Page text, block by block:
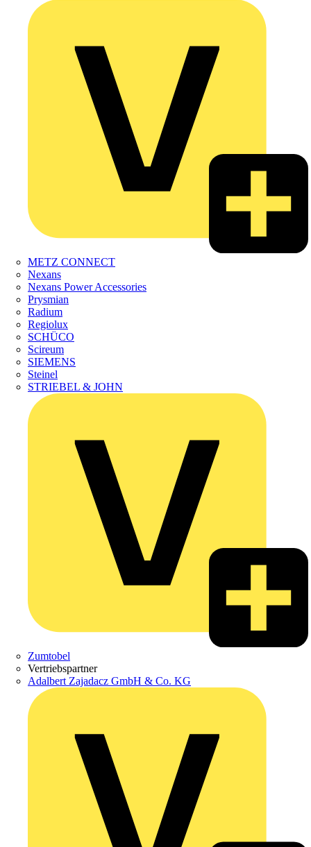
METZ CONNECT
Nexans
Nexans Power Accessories
Prysmian
Radium
Regiolux
SCHÜCO
Scireum
SIEMENS
Steinel
STRIEBEL & JOHN
Zumtobel
Vertriebspartner
Adalbert Zajadacz GmbH & Co. KG